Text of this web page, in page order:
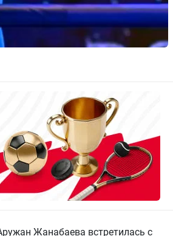
Жанабаева встретилась с